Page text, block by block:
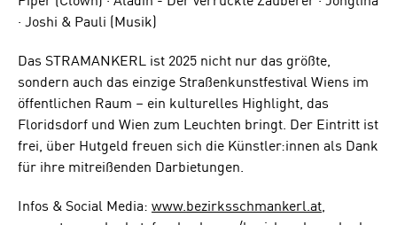
· Joshi & Pauli (Musik)
Das STRAMANKERL ist 2025 nicht nur das größte,
sondern auch das einzige Straßenkunstfestival Wiens im
öffentlichen Raum – ein kulturelles Highlight, das
Floridsdorf und Wien zum Leuchten bringt. Der Eintritt ist
frei, über Hutgeld freuen sich die Künstler:innen als Dank
für ihre mitreißenden Darbietungen.
Infos & Social Media: www.bezirksschmankerl.at,